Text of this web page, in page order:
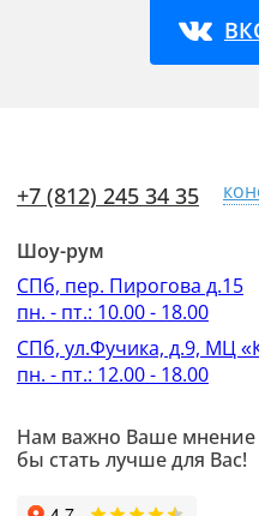
+7 (812) 245 34 35
Шоу-рум
СПб, пер. Пирогова д.15
пн. - пт.: 10.00 - 18.00
СПб, ул.Фучика, д.9, МЦ
пн. - пт.: 12.00 - 18.00
Нам важно Ваше мнение
бы стать лучше для Вас!